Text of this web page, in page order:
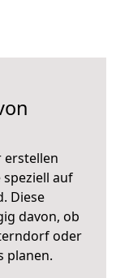
auf
Diese
davon, ob
oder
planen.